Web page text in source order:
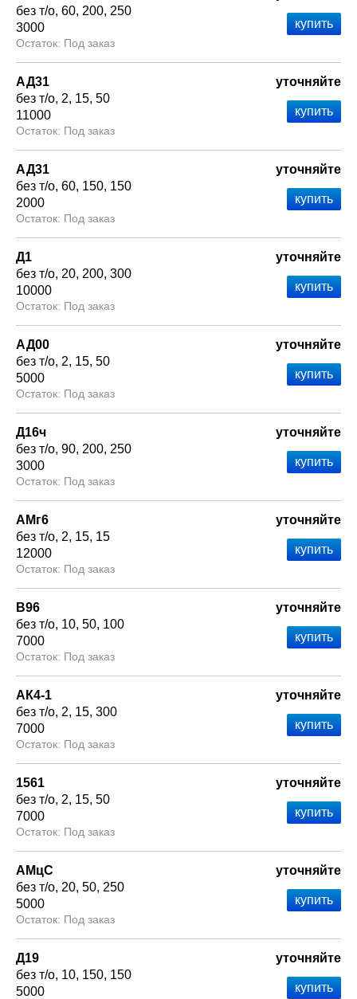
без т/о 60 200 250
3000
Под заказ
АД31
без т/о 2 15 50
11000
Под заказ
уточняйте
АД31
без т/о 60 150 150
2000
Под заказ
уточняйте
Д1
без т/о 20 200 300
10000
Под заказ
уточняйте
АД00
без т/о 2 15 50
5000
Под заказ
уточняйте
Д16ч
без т/о 90 200 250
3000
Под заказ
уточняйте
АМг6
без т/о 2 15 15
12000
Под заказ
уточняйте
В96
без т/о 10 50 100
7000
Под заказ
уточняйте
АК4-1
без т/о 2 15 300
7000
Под заказ
уточняйте
1561
без т/о 2 15 50
7000
Под заказ
уточняйте
АМцС
без т/о 20 50 250
5000
Под заказ
уточняйте
Д19
без т/о 10 150 150
5000
уточняйте